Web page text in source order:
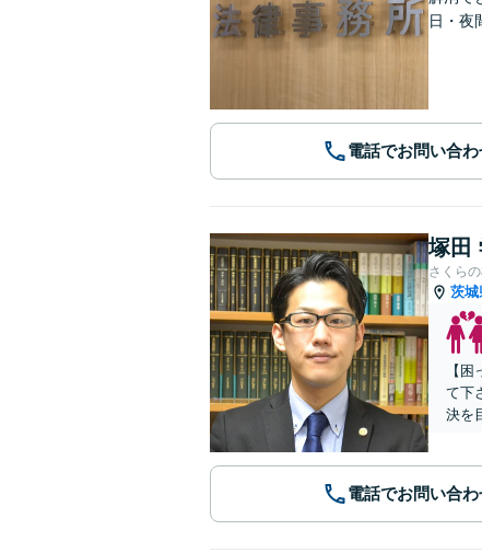
日・夜
電話でお問い合わ
塚田
さくら
茨城
【
て下
決を
電話でお問い合わ